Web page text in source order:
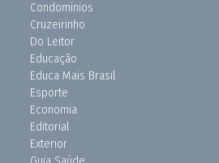
Condomínios
Cruzeirinho
Do Leitor
Educação
Educa Mais Brasil
Esporte
Economia
Editorial
Exterior